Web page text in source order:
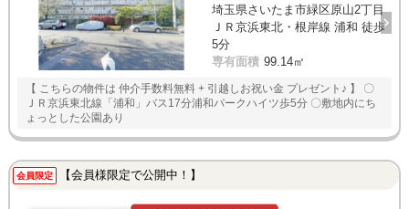
埼玉県さいたま市緑区原山2丁目
ＪＲ京浜東北・根岸線 浦和 徒歩
5分
専有面積 99.14㎡
【 こちらの物件は 仲介手数料無料 + 引越しお祝い金 プレゼント♪ 】 〇
ＪＲ京浜東北線「浦和」バス17分浦和パークハイツ歩5分 〇敷地内にち
ょっとした公園あり
会員限定 【会員様限定で公開中！】